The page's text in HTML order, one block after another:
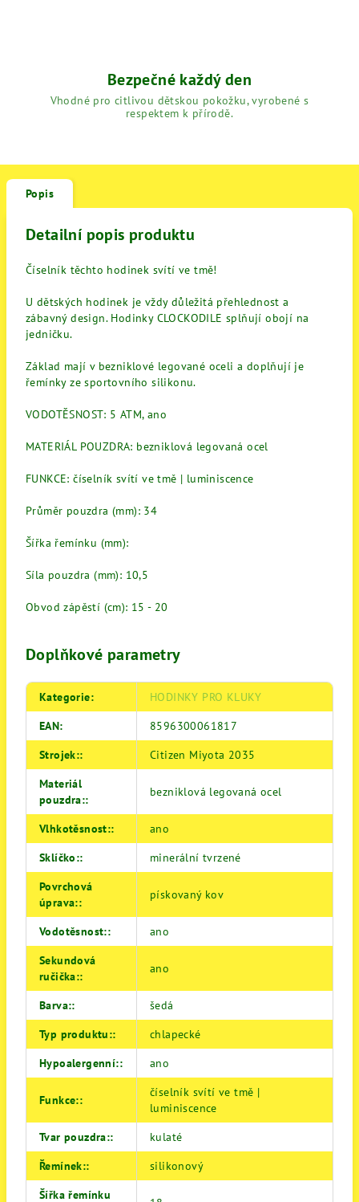
Bezpečné každý den
Vhodné pro citlivou dětskou pokožku, vyrobené s
respektem k přírodě.
Popis
Detailní popis produktu
Číselník těchto hodinek svítí ve tmě!
U dětských hodinek je vždy důležitá přehlednost a
zábavný design. Hodinky CLOCKODILE splňují obojí na
jedničku.
Základ mají v bezniklové legované oceli a doplňují je
řemínky ze sportovního silikonu.
VODOTĚSNOST: 5 ATM, ano
MATERIÁL POUZDRA: bezniklová legovaná ocel
FUNKCE: číselník svítí ve tmě | luminiscence
Průměr pouzdra (mm): 34
Šířka řemínku (mm):
Síla pouzdra (mm): 10,5
Obvod zápěstí (cm): 15 - 20
Doplňkové parametry
Kategorie:
HODINKY PRO KLUKY
EAN:
8596300061817
Strojek::
Citizen Miyota 2035
Materiál
pouzdra::
bezniklová legovaná ocel
Vlhkotěsnost::
ano
Sklíčko::
minerální tvrzené
Povrchová
úprava::
pískovaný kov
Vodotěsnost::
ano
Sekundová
ručička::
ano
Barva::
šedá
Typ produktu::
chlapecké
Hypoalergenní:: ano
Funkce::
číselník svítí ve tmě |
luminiscence
Tvar pouzdra::
kulaté
Řemínek::
silikonový
Šířka řemínku